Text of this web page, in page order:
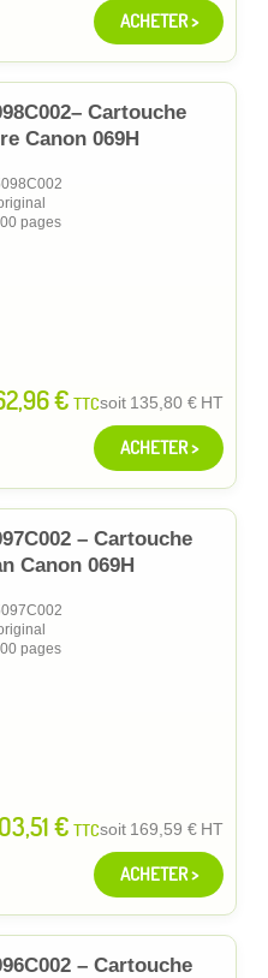
ACHETER >
Cartouche
Canon 069H
pages
€ TTCsoit 135,80 € HT
ACHETER >
– Cartouche
Canon 069H
pages
€ TTCsoit 169,59 € HT
ACHETER >
– Cartouche